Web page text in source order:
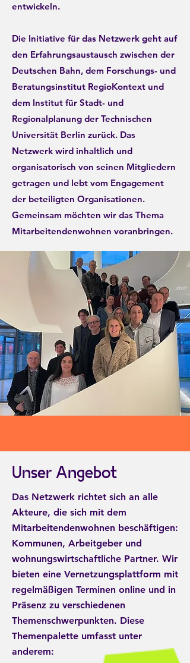
entwickeln.
Die Initiative für das Netzwerk geht auf
den Erfahrungsaustausch zwischen der
Deutschen Bahn, dem Forschungs- und
Beratungsinstitut RegioKontext und
dem Institut für Stadt- und
Regionalplanung der Technischen
Universität Berlin zurück. Das
Netzwerk wird inhaltlich und
organisatorisch von seinen Mitgliedern
getragen und lebt vom Engagement
der beteiligten Organisationen.
Gemeinsam möchten wir das Thema
Mitarbeitendenwohnen voranbringen.
Unser Angebot
Das Netzwerk richtet sich an alle
Akteure, die sich mit dem
Mitarbeitendenwohnen beschäftigen:
Kommunen, Arbeitgeber und
wohnungswirtschaftliche Partner. Wir
bieten eine Vernetzungsplattform mit
regelmäßigen Terminen online und in
Präsenz zu verschiedenen
Themenschwerpunkten. Diese
Themenpalette umfasst unter
anderem: